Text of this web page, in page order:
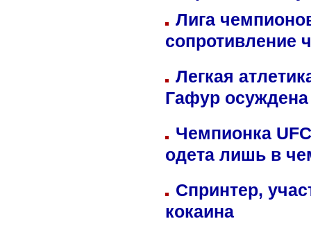
Лига
сопротивление
Легкая
Гафур осуждена
Чемпионка
одета лишь в
Спринтер,
кокаина